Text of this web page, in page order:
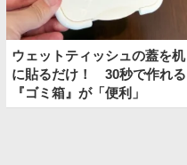
ウェットティッシュの蓋を机
に貼るだけ！ 30秒で作れる
『ゴミ箱』が「便利」